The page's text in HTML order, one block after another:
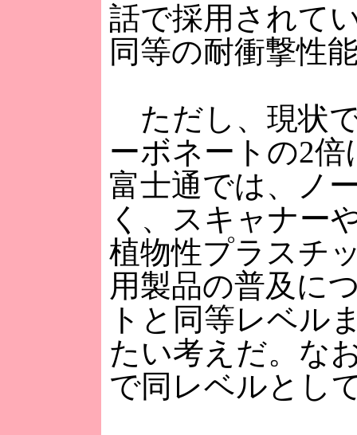
話で採用されて
同等の耐衝撃性
ただし、現状
ーボネートの2
富士通では、ノ
く、スキャナー
植物性プラスチ
用製品の普及に
トと同等レベル
たい考えだ。な
で同レベルとし